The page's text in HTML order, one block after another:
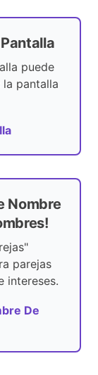
puede
pantalla
Nombre
parejas
intereses.
De